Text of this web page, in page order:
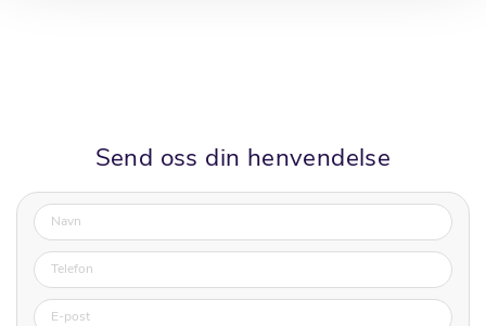
Send oss din henvendelse